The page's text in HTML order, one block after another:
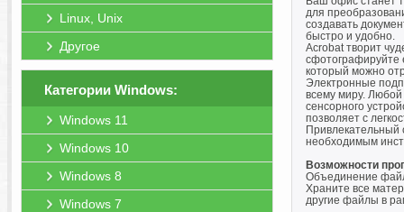
Linux, Unix
Другое
Категории Windows:
Windows 11
Windows 10
Windows 8
Windows 7
для
создавать
быстро и удобно.
Acrobat творит
сфотографируйте
который можно
Электронные
всему миру.
сенсорного
позволяет с
Привлекательный
необходимым
Возможности
Объединение
Храните все
другие файлы в